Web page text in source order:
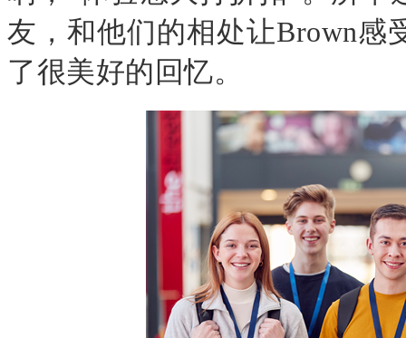
友，和他们的相处让Brown感
了很美好的回忆。